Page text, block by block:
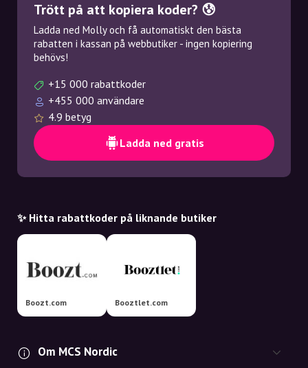
Trött på att kopiera koder? 😰
Ladda ned Molly och få automatiskt den bästa
rabatten i kassan på webbutiker - ingen kopiering
behövs!
+15 000 rabattkoder
+455 000 användare
4.9 betyg
Ladda ned gratis
✨ Hitta rabattkoder på liknande butiker
Boozt.com Booztlet.com
Om MCS Nordic